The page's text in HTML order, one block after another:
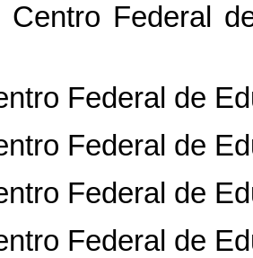
Federal de
Federal de
Federal de
Federal de
Federal de